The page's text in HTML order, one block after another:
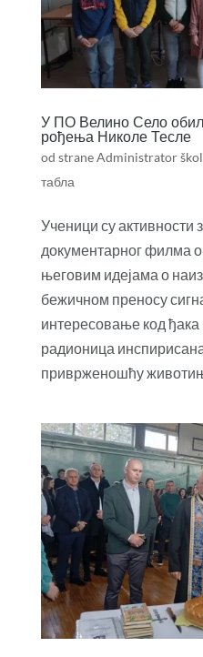
У ПО Велино Село
рођења Николе Тесле
od straneAdministrator
табла
Ученици су активности
документарног филма
његовим идејама о
бежичном преносу
интересовање код ђака
радионица
приврженошћу